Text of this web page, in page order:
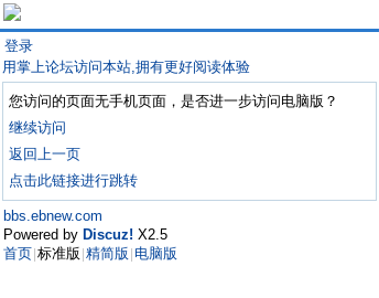
登录
用掌上论坛访问本站,拥有更好阅读体验
您访问的页面无手机页面，是否进一步访问电脑版？
继续访问
返回上一页
点击此链接进行跳转
bbs.ebnew.com
Powered by Discuz! X2.5
首页 标准版 精简版 电脑版